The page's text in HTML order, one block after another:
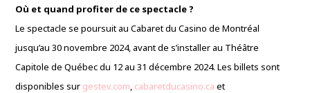
Où et quand profiter de ce spectacle ?
Le spectacle se poursuit au Cabaret du Casino de Montréal
jusqu’au 30 novembre 2024, avant de s’installer au Théâtre
Capitole de Québec du 12 au 31 décembre 2024. Les billets sont
disponibles sur gestev.com, cabaretducasino.ca et